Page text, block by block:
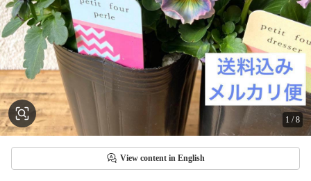
1 /8
View content in English